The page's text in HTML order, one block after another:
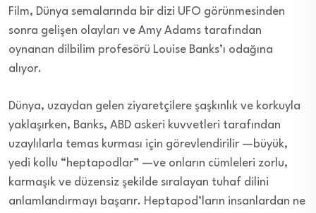
Film, Dünya semalarında bir dizi UFO görünmesinden
sonra gelişen olayları ve Amy Adams tarafından
oynanan dilbilim profesörü Louise Banks’ı odağına
alıyor.
Dünya, uzaydan gelen ziyaretçilere şaşkınlık ve korkuyla
yaklaşırken, Banks, ABD askeri kuvvetleri tarafından
uzaylılarla temas kurması için görevlendirilir —büyük,
yedi kollu “heptapodlar” —ve onların cümleleri zorlu,
karmaşık ve düzensiz şekilde sıralayan tuhaf dilini
anlamlandırmayı başarır. Heptapod’ların insanlardan ne